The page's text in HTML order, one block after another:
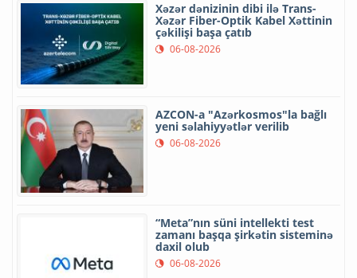
Xəzər dənizinin dibi ilə Trans-
Xəzər Fiber-Optik Kabel Xəttinin
çəkilişi başa çatıb
06-08-2026
AZCON-a "Azərkosmos"la bağlı
yeni səlahiyyətlər verilib
06-08-2026
“Meta”nın süni intellekti test
zamanı başqa şirkətin sisteminə
daxil olub
06-08-2026